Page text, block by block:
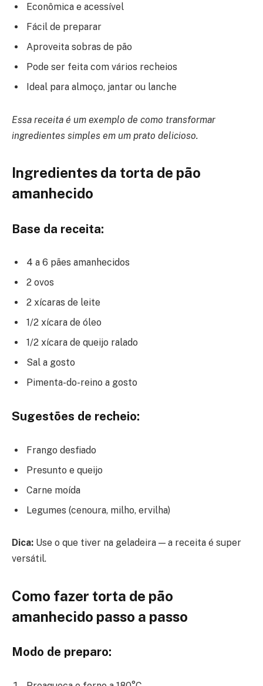
Econômica e acessível
Fácil de preparar
Aproveita sobras de pão
Pode ser feita com vários recheios
Ideal para almoço, jantar ou lanche
Essa receita é um exemplo de como transformar
ingredientes simples em um prato delicioso.
Ingredientes da torta de pão
amanhecido
Base da receita:
4 a 6 pães amanhecidos
2 ovos
2 xícaras de leite
1/2 xícara de óleo
1/2 xícara de queijo ralado
Sal a gosto
Pimenta-do-reino a gosto
Sugestões de recheio:
Frango desfiado
Presunto e queijo
Carne moída
Legumes (cenoura, milho, ervilha)
Dica: Use o que tiver na geladeira — a receita é super
versátil.
Como fazer torta de pão
amanhecido passo a passo
Modo de preparo: